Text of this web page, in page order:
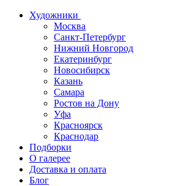
Художники
Москва
Санкт-Петербург
Нижний Новгород
Екатеринбург
Новосибирск
Казань
Самара
Ростов на Дону
Уфа
Красноярск
Краснодар
Подборки
О галерее
Доставка и оплата
Блог